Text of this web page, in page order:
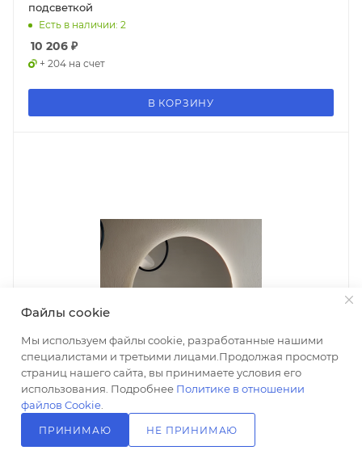
подсветкой
Есть в наличии: 2
10 206 ₽
+ 204 на счет
В КОРЗИНУ
Файлы cookie
Мы используем файлы cookie, разработанные нашими
специалистами и третьими лицами.Продолжая просмотр
страниц нашего сайта, вы принимаете условия его
использования. Подробнее Политике в отношении
файлов Cookie
ПРИНИМАЮ НЕ ПРИНИМАЮ